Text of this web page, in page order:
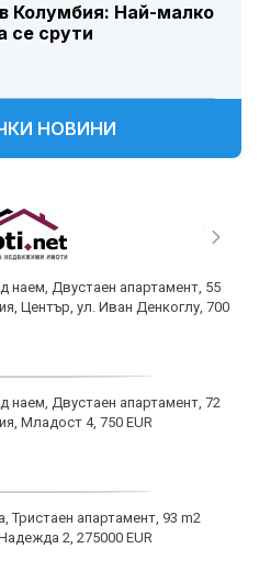
Колумбия: Най-малко
се срути
НОВИНИ
наем, Двустаен апартамент, 55
Център, ул. Иван Денкоглу, 700
наем, Двустаен апартамент, 72
Младост 4, 750 EUR
Тристаен апартамент, 93 m2
2, 275000 EUR